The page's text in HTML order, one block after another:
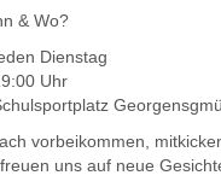
& Wo?
Dienstag
Uhr
vorbeikommen,
uns auf neue